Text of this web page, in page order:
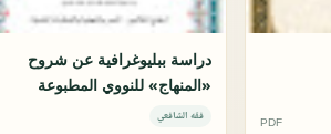
PDF
دراسة ببليوغرافية عن شروح
«المنهاج» للنووي المطبوعة
والمخطوطة والمفقودة
فقه الشافعي